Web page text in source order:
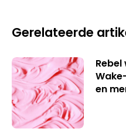
Gerelateerde
en